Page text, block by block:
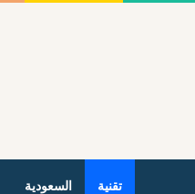
تقنية السعودية